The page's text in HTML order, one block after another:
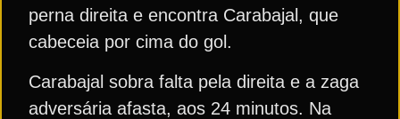
perna direita e encontra Carabajal, que
cabeceia por cima do gol.
Carabajal sobra falta pela direita e a zaga
adversária afasta, aos 24 minutos. Na